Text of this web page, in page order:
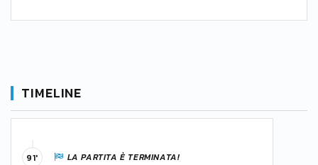
TIMELINE
LA PARTITA È TERMINATA!
91'